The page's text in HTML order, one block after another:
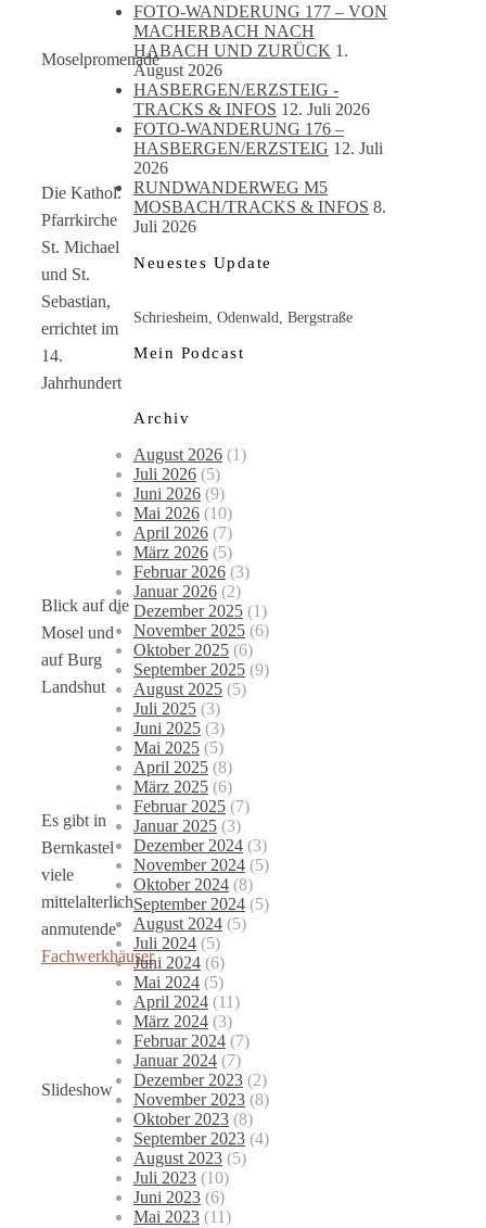
Moselpromenade
Die Kathol.
Pfarrkirche
St. Michael
und St.
Sebastian,
errichtet im
14.
Jahrhundert
Blick auf die
Mosel und
auf Burg
Landshut
Es gibt in
Bernkastel
viele
mittelalterlich
anmutende
Fachwerkhäuser
Slideshow
FOTO-WANDERUNG 177 – VON
MACHERBACH NACH
HABACH UND ZURÜCK 1.
August 2026
HASBERGEN/ERZSTEIG -
TRACKS & INFOS 12. Juli 2026
FOTO-WANDERUNG 176 –
HASBERGEN/ERZSTEIG 12. Juli
2026
RUNDWANDERWEG M5
MOSBACH/TRACKS & INFOS 8.
Juli 2026
Neuestes Update
Schriesheim, Odenwald, Bergstraße
Mein Podcast
Archiv
August 2026 (1)
Juli 2026 (5)
Juni 2026 (9)
Mai 2026 (10)
April 2026 (7)
März 2026 (5)
Februar 2026 (3)
Januar 2026 (2)
Dezember 2025 (1)
November 2025 (6)
Oktober 2025 (6)
September 2025 (9)
August 2025 (5)
Juli 2025 (3)
Juni 2025 (3)
Mai 2025 (5)
April 2025 (8)
März 2025 (6)
Februar 2025 (7)
Januar 2025 (3)
Dezember 2024 (3)
November 2024 (5)
Oktober 2024 (8)
September 2024 (5)
August 2024 (5)
Juli 2024 (5)
Juni 2024 (6)
Mai 2024 (5)
April 2024 (11)
März 2024 (3)
Februar 2024 (7)
Januar 2024 (7)
Dezember 2023 (2)
November 2023 (8)
Oktober 2023 (8)
September 2023 (4)
August 2023 (5)
Juli 2023 (10)
Juni 2023 (6)
Mai 2023 (11)